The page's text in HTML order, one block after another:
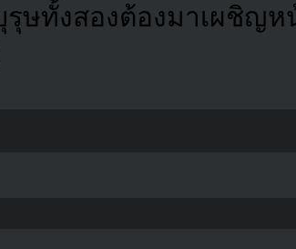
รุษทั้งสองต้องมาเผชิญ